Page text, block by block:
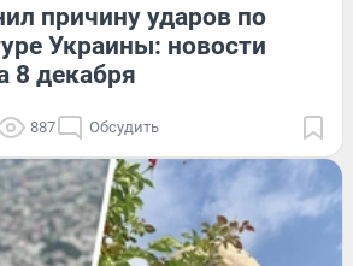
причину ударов по
Украины: новости
8 декабря
887 Обсудить